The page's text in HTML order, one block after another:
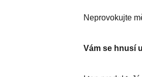
Neprovokujte
Vám se hnusí